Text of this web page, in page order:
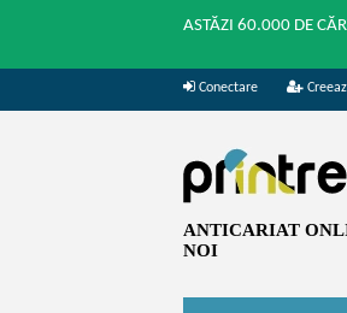
ASTĂZI 60.000 DE
Conectare
ANTICARIAT
NOI